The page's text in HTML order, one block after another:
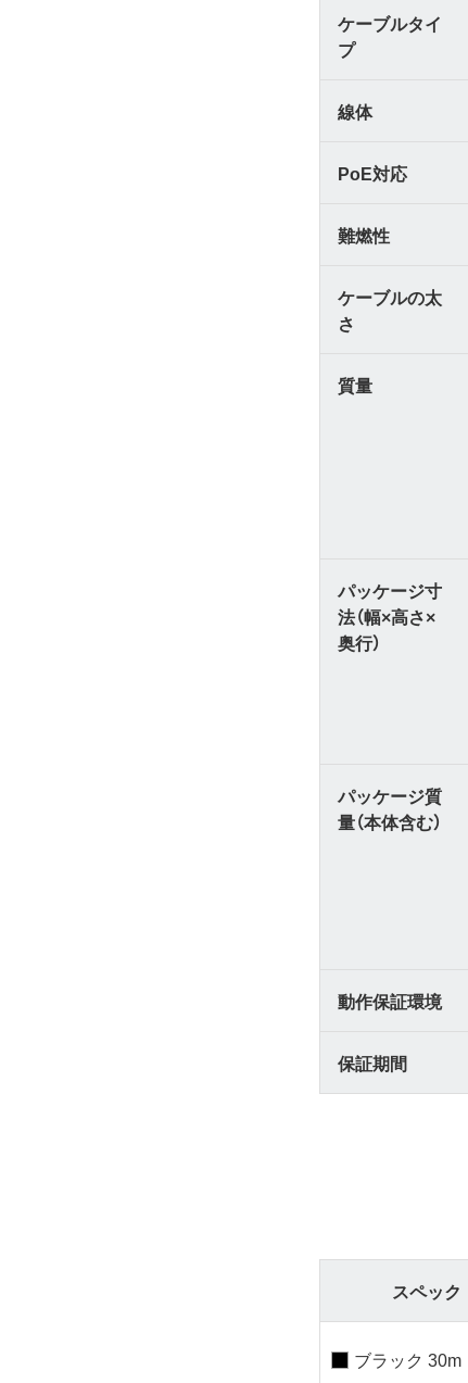
ケーブルタイ
プ
線体
PoE対応
難燃性
ケーブルの太
さ
質量
パッケージ寸
法（幅×高さ×
奥行）
パッケージ質
量（本体含む）
動作保証環境
保証期間
スペック
ブラック 30m